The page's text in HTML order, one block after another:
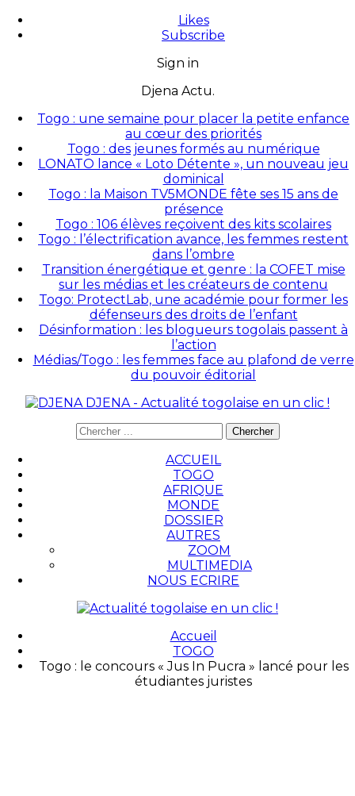
Likes
Subscribe
Sign in
Djena Actu.
Togo : une semaine pour placer la petite enfance
au cœur des priorités
Togo : des jeunes formés au numérique
LONATO lance « Loto Détente », un nouveau jeu
dominical
Togo : la Maison TV5MONDE fête ses 15 ans de
présence
Togo : 106 élèves reçoivent des kits scolaires
Togo : l’électrification avance, les femmes restent
dans l’ombre
Transition énergétique et genre : la COFET mise
sur les médias et les créateurs de contenu
Togo: ProtectLab, une académie pour former les
défenseurs des droits de l’enfant
Désinformation : les blogueurs togolais passent à
l’action
Médias/Togo : les femmes face au plafond de verre
du pouvoir éditorial
DJENA - Actualité togolaise en un clic !
ACCUEIL
TOGO
AFRIQUE
MONDE
DOSSIER
AUTRES
ZOOM
MULTIMEDIA
NOUS ECRIRE
Accueil
TOGO
Togo : le concours « Jus In Pucra » lancé pour les
étudiantes juristes